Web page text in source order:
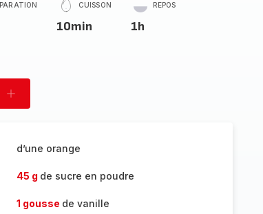
CUISSON
10min
REPOS
1h
Ajouter
d’une orange
45 g de sucre en poudre
1 gousse de vanille